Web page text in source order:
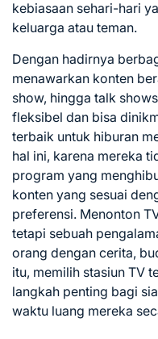
kebiasaan sehari-hari
keluarga atau teman.
Dengan hadirnya
menawarkan konten
show, hingga talk
fleksibel dan bisa
terbaik untuk hiburan
hal ini, karena mereka
program yang
konten yang sesuai
preferensi. Menonton
tetapi sebuah
orang dengan cerita,
itu, memilih stasiun TV
langkah penting bagi
waktu luang mereka